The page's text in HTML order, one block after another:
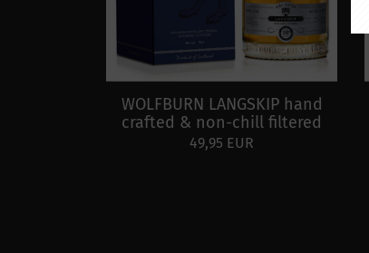
WOLFBURN LANGSKIP hand
crafted & non-chill filtered
49,95 EUR